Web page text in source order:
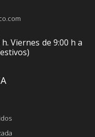
Viernes de 9:00 h a